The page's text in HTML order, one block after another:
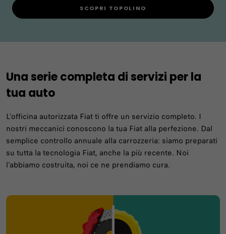
SCOPRI TOPOLINO​
Una serie completa di servizi per la
tua auto
L'officina autorizzata Fiat ti offre un servizio completo. I
nostri meccanici conoscono la tua Fiat alla perfezione. Dal
semplice controllo annuale alla carrozzeria: siamo preparati
su tutta la tecnologia Fiat, anche la più recente. Noi
l'abbiamo costruita, noi ce ne prendiamo cura.